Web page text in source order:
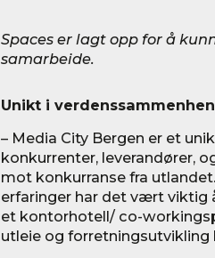
Spaces er lagt opp for å
samarbeide.
Unikt i
– Media City Bergen er et
konkurrenter, leverandører,
mot konkurranse fra
erfaringer har det vært viktig
et kontorhotell/ co-
utleie og forretningsutvikling